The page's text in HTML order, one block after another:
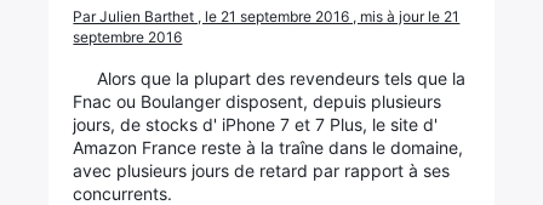
Par Julien Barthet , le 21 septembre 2016 , mis à jour le 21
septembre 2016
Alors que la plupart des revendeurs tels que la
Fnac ou Boulanger disposent, depuis plusieurs
jours, de stocks d' iPhone 7 et 7 Plus, le site d'
Amazon France reste à la traîne dans le domaine,
avec plusieurs jours de retard par rapport à ses
concurrents.